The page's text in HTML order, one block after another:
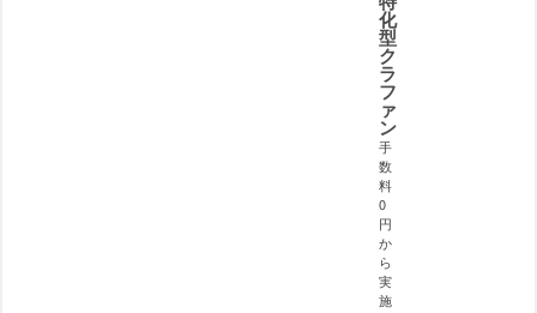
化
型
ク
ラ
フ
ァ
ン
手
数
料
0
円
か
ら
実
施